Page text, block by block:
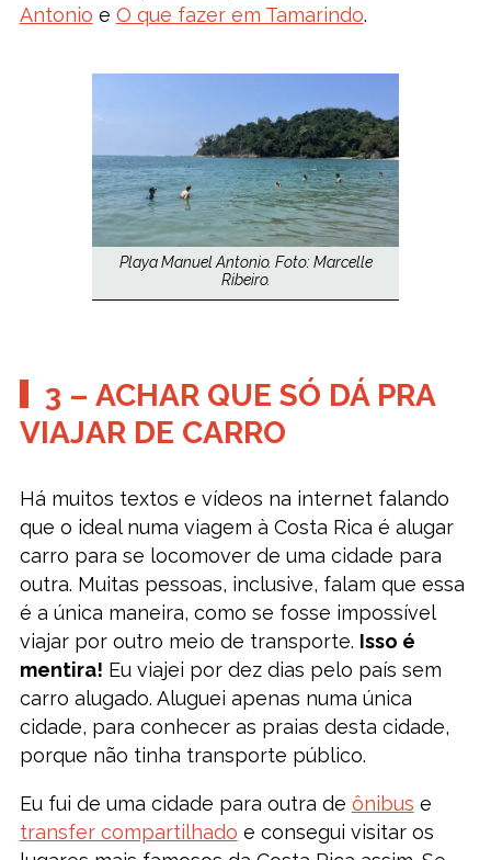
Antonio e O que fazer em Tamarindo.
Playa Manuel Antonio. Foto: Marcelle
Ribeiro.
3 – ACHAR QUE SÓ DÁ PRA
VIAJAR DE CARRO
Há muitos textos e vídeos na internet falando
que o ideal numa viagem à Costa Rica é alugar
carro para se locomover de uma cidade para
outra. Muitas pessoas, inclusive, falam que essa
é a única maneira, como se fosse impossível
viajar por outro meio de transporte. Isso é
mentira! Eu viajei por dez dias pelo país sem
carro alugado. Aluguei apenas numa única
cidade, para conhecer as praias desta cidade,
porque não tinha transporte público.
Eu fui de uma cidade para outra de ônibus e
transfer compartilhado e consegui visitar os